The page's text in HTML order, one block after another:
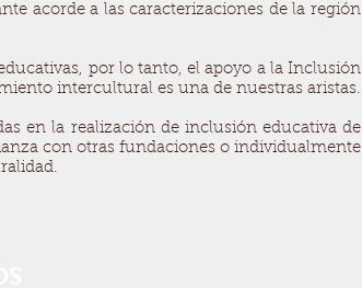
acorde a las caracterizaciones de la región
por lo tanto, el apoyo a la Inclusión
intercultural es una de nuestras aristas.
en la realización de inclusión educativa de
con otras fundaciones o individualmente